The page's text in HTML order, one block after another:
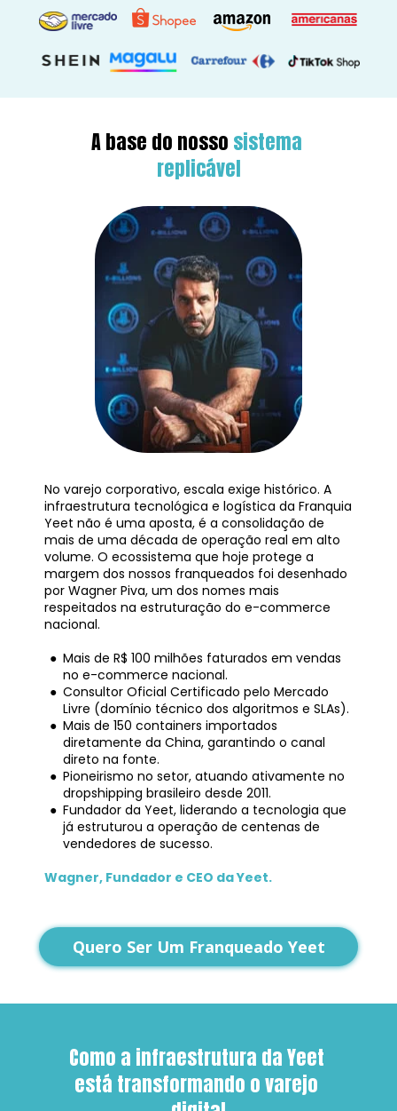
A base do nosso sistema
replicável
No varejo corporativo, escala exige histórico. A
infraestrutura tecnológica e logística da Franquia
Yeet não é uma aposta, é a consolidação de
mais de uma década de operação real em alto
volume. O ecossistema que hoje protege a
margem dos nossos franqueados foi desenhado
por Wagner Piva, um dos nomes mais
respeitados na estruturação do e-commerce
nacional.
Mais de R$ 100 milhões faturados em vendas
no e-commerce nacional.
Consultor Oficial Certificado pelo Mercado
Livre (domínio técnico dos algoritmos e SLAs).
Mais de 150 containers importados
diretamente da China, garantindo o canal
direto na fonte.
Pioneirismo no setor, atuando ativamente no
dropshipping brasileiro desde 2011.
Fundador da Yeet, liderando a tecnologia que
já estruturou a operação de centenas de
vendedores de sucesso.
Wagner, Fundador e CEO da Yeet.
Quero Ser Um Franqueado Yeet
Como a infraestrutura da Yeet
está transformando o varejo